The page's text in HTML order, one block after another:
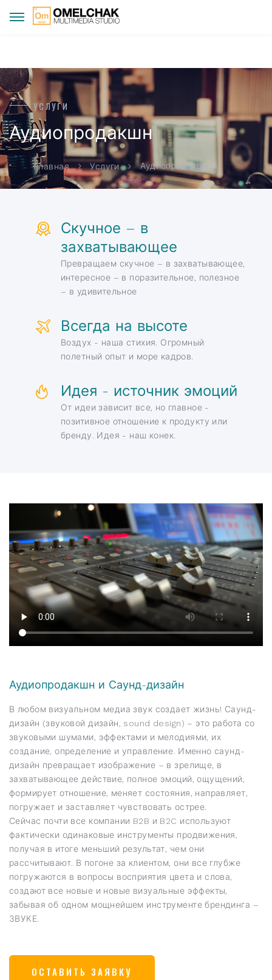
УСЛУГИ
Аудиопродакшн
Главная Услуги Аудиопродакшн
Скучное – в
захватывающее
Превращаем скучное – в захватывающее,
интересное – в поразительное, полезное
– в удивительное
Всегда на высоте
Воздух - наша стихия. Огромный
полетный опыт и море кадров.
Идея - источник эмоций
От идеи зависит все, но главное -
позитивное отношение к продукту или
бренду. Идея - наш конек.
Аудиопродакшн и Саунд-дизайн
В любом визуальном медиа звук создает жизнь! Саунд-
дизайн (звуковой дизайн, sound design) – это работа со
звуковыми шумами, эффектами и мелодиями, их
создание, определение и управление. Именно саунд-
дизайн превращает изображение – в зрелище, в
захватывающее действие, полное эмоций, ощущений,
формирует отношение, меняет состояния, направляет,
погружает и заставляет чувствовать острее.
Сейчас почти все компании B2B и B2C используют
фактически одинаковые инструменты продвижения,
получая в итоге меньший результат, чем они
рассчитывают. В погоне за клиентом, они все глубже
погружаются в вопросы восприятия цвета и слова,
создают все новые и новые визуальные эффекты,
забывая об одном мощнейшем инструменте брендинга –
ЗВУКЕ.
ОСТАВИТЬ ЗАЯВКУ